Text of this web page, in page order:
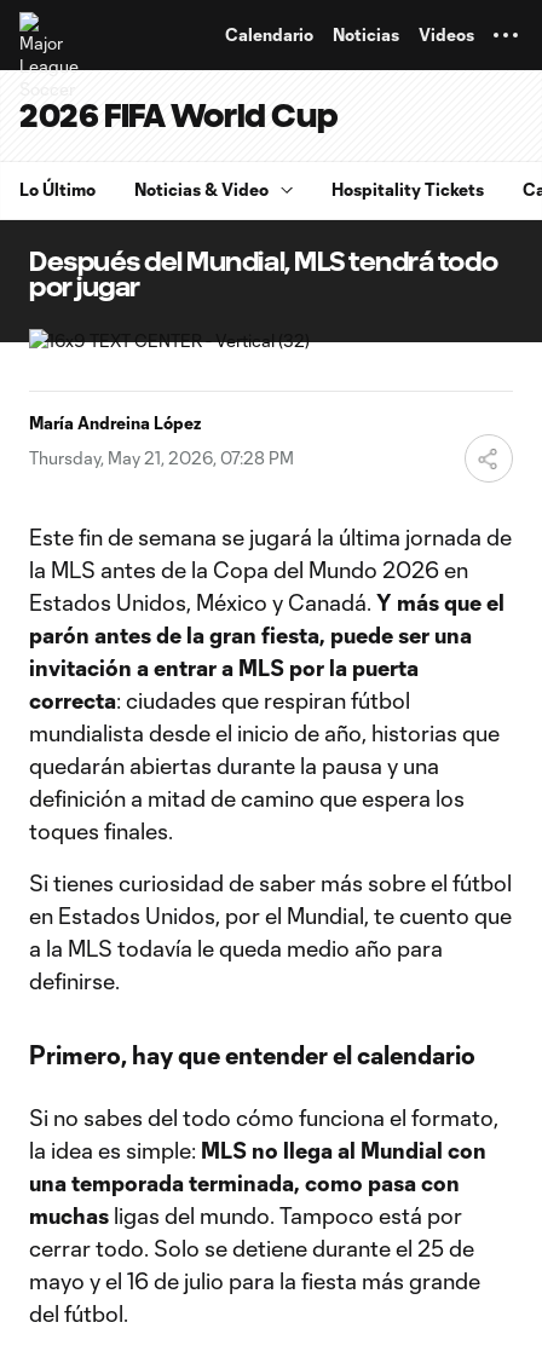
Calendario Noticias Videos
2026 FIFA World Cup
Lo Último Noticias & Video Hospitality Tickets
Después del Mundial, MLS tendrá todo
por jugar
María Andreina López
Thursday, May 21, 2026, 07:28 PM
Este fin de semana se jugará la última jornada de
la MLS antes de la Copa del Mundo 2026 en
Estados Unidos, México y Canadá. Y más que el
parón antes de la gran fiesta, puede ser una
invitación a entrar a MLS por la puerta
correcta: ciudades que respiran fútbol
mundialista desde el inicio de año, historias que
quedarán abiertas durante la pausa y una
definición a mitad de camino que espera los
toques finales.
Si tienes curiosidad de saber más sobre el fútbol
en Estados Unidos, por el Mundial, te cuento que
a la MLS todavía le queda medio año para
definirse.
Primero, hay que entender el calendario
Si no sabes del todo cómo funciona el formato,
la idea es simple: MLS no llega al Mundial con
una temporada terminada, como pasa con
muchas ligas del mundo. Tampoco está por
cerrar todo. Solo se detiene durante el 25 de
mayo y el 16 de julio para la fiesta más grande
del fútbol.